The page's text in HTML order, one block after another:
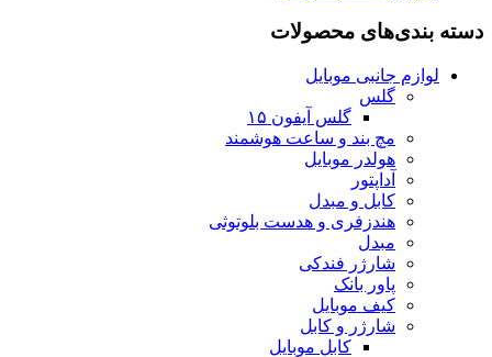
دسته بندی‌های محصولات
لوازم جانبی موبایل
گلس
گلس آیفون ۱۵
مچ بند و ساعت هوشمند
هولدر موبایل
آداپتور
کابل و مبدل
هندزفری و هدست بلوتوثی
مبدل
شارژر فندکی
پاور بانک
کیف موبایل
شارژر و کابل
کابل موبایل